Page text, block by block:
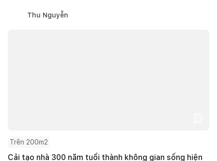
Thu Nguyễn
Trên 200m2
Cải tạo nhà 300 năm tuổi thành không gian sống hiện